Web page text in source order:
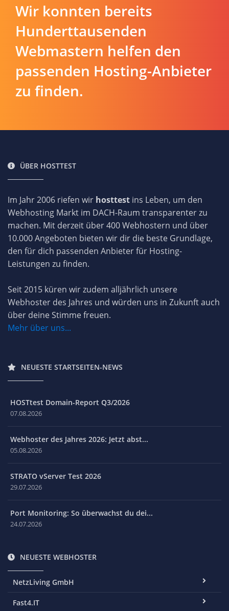
Wir konnten bereits
Hunderttausenden
Webmastern helfen den
passenden Hosting-Anbieter
zu finden.
ÜBER HOSTTEST
Im Jahr 2006 riefen wir hosttest ins Leben, um den
Webhosting Markt im DACH-Raum transparenter zu
machen. Mit derzeit über 400 Webhostern und über
10.000 Angeboten bieten wir dir die beste Grundlage,
den für dich passenden Anbieter für Hosting-
Leistungen zu finden.
Seit 2015 küren wir zudem alljährlich unsere
Webhoster des Jahres und würden uns in Zukunft auch
über deine Stimme freuen.
Mehr über uns...
NEUESTE STARTSEITEN-NEWS
HOSTtest Domain-Report Q3/2026
07.08.2026
Webhoster des Jahres 2026: Jetzt abst...
05.08.2026
STRATO vServer Test 2026
29.07.2026
Port Monitoring: So überwachst du dei...
24.07.2026
NEUESTE WEBHOSTER
NetzLiving GmbH
Fast4.IT